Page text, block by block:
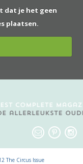
dat je het geen
plaatsen.
The Circus Issue